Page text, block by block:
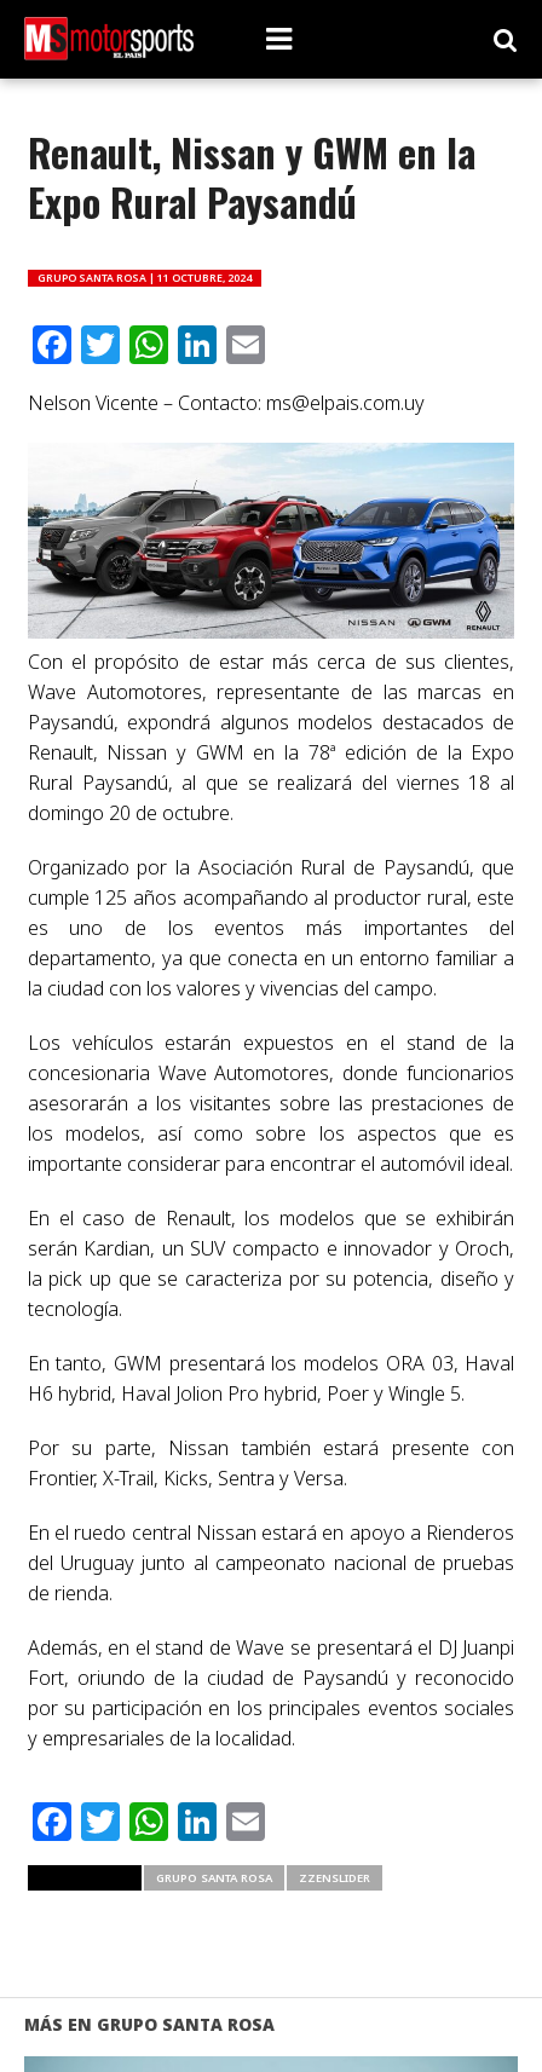
Renault, Nissan y GWM en la
Expo Rural Paysandú
GRUPO SANTA ROSA | 11 OCTUBRE, 2024
Facebook
Twitter
WhatsApp
LinkedIn
Email
Nelson Vicente – Contacto: ms@elpais.com.uy
Con el propósito de estar más cerca de sus clientes,
Wave Automotores, representante de las marcas en
Paysandú, expondrá algunos modelos destacados de
Renault, Nissan y GWM en la 78ª edición de la Expo
Rural Paysandú, al que se realizará del viernes 18 al
domingo 20 de octubre.
Organizado por la Asociación Rural de Paysandú, que
cumple 125 años acompañando al productor rural, este
es uno de los eventos más importantes del
departamento, ya que conecta en un entorno familiar a
la ciudad con los valores y vivencias del campo.
Los vehículos estarán expuestos en el stand de la
concesionaria Wave Automotores, donde funcionarios
asesorarán a los visitantes sobre las prestaciones de
los modelos, así como sobre los aspectos que es
importante considerar para encontrar el automóvil ideal.
En el caso de Renault, los modelos que se exhibirán
serán Kardian, un SUV compacto e innovador y Oroch,
la pick up que se caracteriza por su potencia, diseño y
tecnología.
En tanto, GWM presentará los modelos ORA 03, Haval
H6 hybrid, Haval Jolion Pro hybrid, Poer y Wingle 5.
Por su parte, Nissan también estará presente con
Frontier, X-Trail, Kicks, Sentra y Versa.
En el ruedo central Nissan estará en apoyo a Rienderos
del Uruguay junto al campeonato nacional de pruebas
de rienda.
Además, en el stand de Wave se presentará el DJ Juanpi
Fort, oriundo de la ciudad de Paysandú y reconocido
por su participación en los principales eventos sociales
y empresariales de la localidad.
Facebook
Twitter
WhatsApp
LinkedIn
Email
GRUPO SANTA ROSA ZZENSLIDER
MÁS EN GRUPO SANTA ROSA